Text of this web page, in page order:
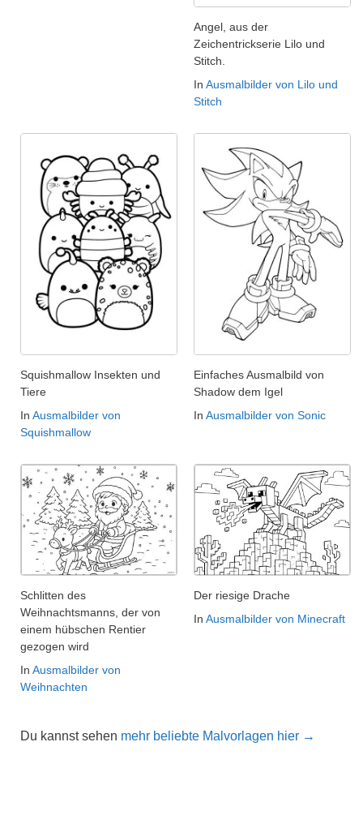
Angel, aus der
Zeichentrickserie Lilo und
Stitch.
In Ausmalbilder von Lilo und
Stitch
Squishmallow Insekten und
Tiere
In Ausmalbilder von
Squishmallow
Einfaches Ausmalbild von
Shadow dem Igel
In Ausmalbilder von Sonic
Schlitten des
Weihnachtsmanns, der von
einem hübschen Rentier
gezogen wird
In Ausmalbilder von
Weihnachten
Der riesige Drache
In Ausmalbilder von Minecraft
Du kannst sehen mehr beliebte Malvorlagen hier →